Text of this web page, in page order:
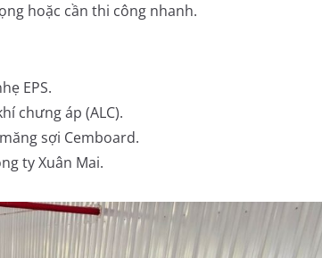
hoặc cần thi công nhanh.
EPS.
chưng áp (ALC).
sợi Cemboard.
ty Xuân Mai.